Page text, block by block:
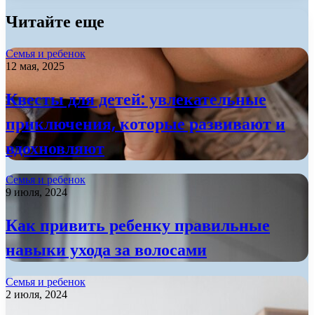
Читайте еще
Семья и ребенок
12 мая, 2025
Квесты для детей: увлекательные
приключения, которые развивают и
вдохновляют
Семья и ребенок
9 июля, 2024
Как привить ребенку правильные
навыки ухода за волосами
Семья и ребенок
2 июля, 2024